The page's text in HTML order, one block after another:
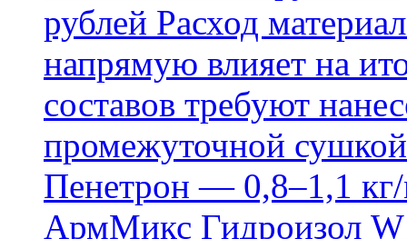
рублей Расход
напрямую влияет на
составов требуют
промежуточной
Пенетрон — 0,8–1,1 кг/
АрмМикс Гидроизол